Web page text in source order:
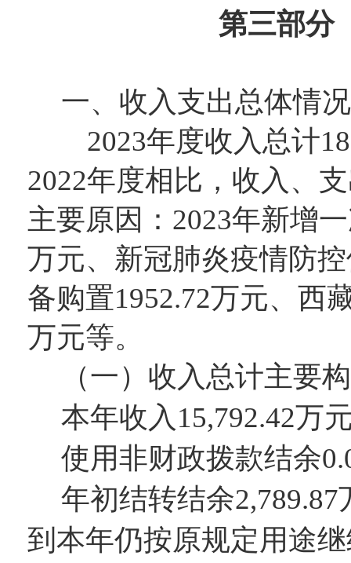
第三部
一、收入支出总体情
2023年度收入总计
2022年度相比，收入、
主要原因： 2023年新增
万元、 新冠肺炎疫情防
备购置1952.72万元、 西
万元等。
（一） 收入总计主要
本年收入 15,792.42万
使用非财政拨款结余
年初结转结余2,789.87
到本年仍按原规定用途